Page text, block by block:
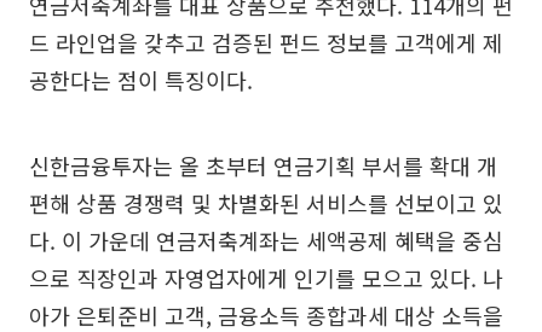
드 라인업을 갖추고 검증된 펀드 정보를 고객에게 제
공한다는 점이 특징이다.
신한금융투자는 올 초부터 연금기획 부서를 확대 개
편해 상품 경쟁력 및 차별화된 서비스를 선보이고 있
다. 이 가운데 연금저축계좌는 세액공제 혜택을 중심
으로 직장인과 자영업자에게 인기를 모으고 있다. 나
아가 은퇴준비 고객, 금융소득 종합과세 대상 소득을